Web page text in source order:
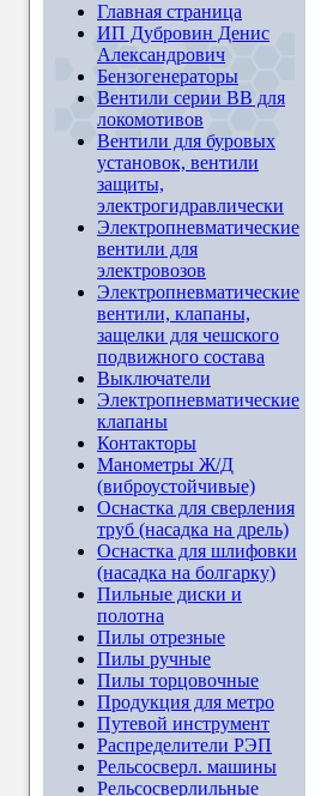
Главная страница
ИП Дубровин Денис
Александрович
Бензогенераторы
Вентили серии ВВ для
локомотивов
Вентили для буровых
установок, вентили
защиты,
электрогидравлически
Электропневматические
вентили для
электровозов
Электропневматические
вентили, клапаны,
защелки для чешского
подвижного состава
Выключатели
Электропневматические
клапаны
Контакторы
Манометры Ж/Д
(виброустойчивые)
Оснастка для сверления
труб (насадка на дрель)
Оснастка для шлифовки
(насадка на болгарку)
Пильные диски и
полотна
Пилы отрезные
Пилы ручные
Пилы торцовочные
Продукция для метро
Путевой инструмент
Распределители РЭП
Рельсосверл. машины
Рельсосверлильные